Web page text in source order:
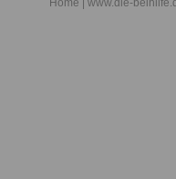
Home | www.die-